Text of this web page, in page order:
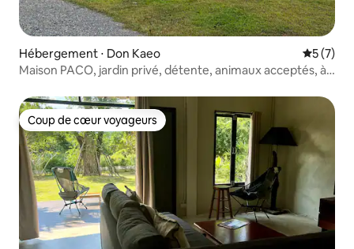
Hébergement ⋅ Don Kaeo
5 (7)
Maison PACO, jardin privé, détente, animaux acceptés, à
Coup de cœur voyageurs
Coup de cœur voyageurs